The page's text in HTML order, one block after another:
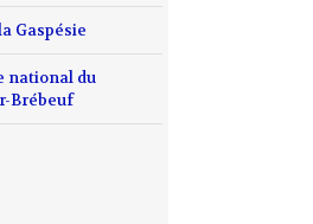
Gaspésie
national du
Brébeuf